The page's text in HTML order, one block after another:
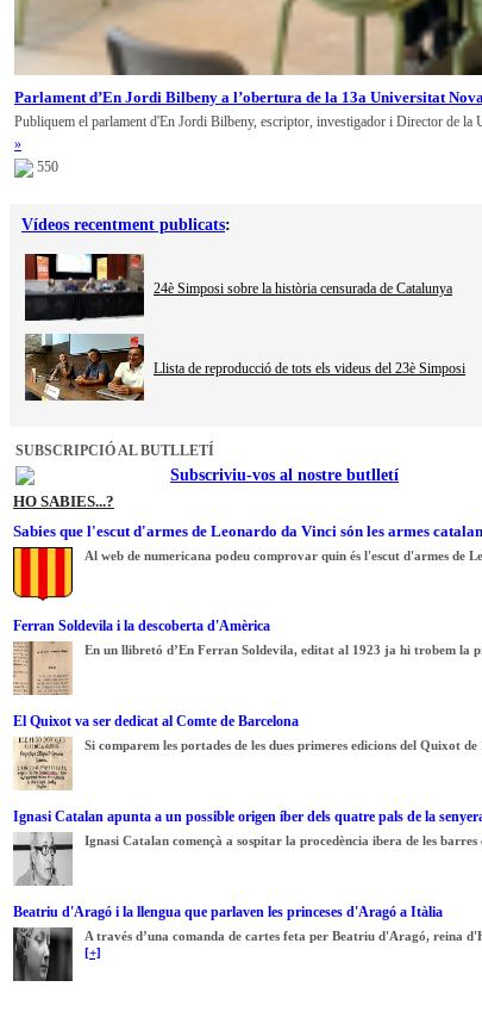
Parlament d’En Jordi Bilbeny a l’obertura de la 13a Universitat
Publiquem el parlament d'En Jordi Bilbeny, escriptor, investigador i Director de
»
550
Vídeos recentment publicats:
24è Simposi sobre la història censurada de Catalunya
Llista de reproducció de tots els videus del 23è Simposi
SUBSCRIPCIÓ AL BUTLLETÍ
Subscriviu-vos al nostre butlletí
HO SABIES...?
Sabies que l'escut d'armes de Leonardo da Vinci són les armes
Al web de numericana podeu comprovar quin és l'escut d'armes de
Ferran Soldevila i la descoberta d'Amèrica
En un llibretó d’En Ferran Soldevila, editat al 1923 ja hi trobem la
El Quixot va ser dedicat al Comte de Barcelona
Si comparem les portades de les dues primeres edicions del Quixot
Ignasi Catalan apunta a un possible origen íber dels quatre pals de la
Ignasi Catalan començà a sospitar la procedència ibera de les
Beatriu d'Aragó i la llengua que parlaven les princeses d'Aragó a Itàlia
A través d’una comanda de cartes feta per Beatriu d'Aragó, reina
[+]